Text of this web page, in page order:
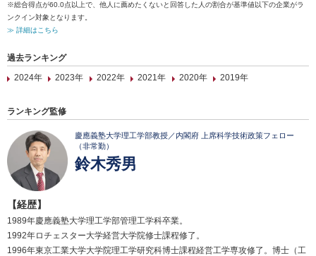
※総合得点が60.0点以上で、他人に薦めたくないと回答した人の割合が基準値以下の企業がラ
ンクイン対象となります。
≫ 詳細はこちら
過去ランキング
2024年
2023年 2022年 2021年 2020年 2019年
ランキング監修
慶應義塾大学理工学部教授／内閣府 上席科学技術政策フェロー
（非常勤）
鈴木秀男
【経歴】
1989年慶應義塾大学理工学部管理工学科卒業。
1992年ロチェスター大学経営大学院修士課程修了。
1996年東京工業大学大学院理工学研究科博士課程経営工学専攻修了。博士（工